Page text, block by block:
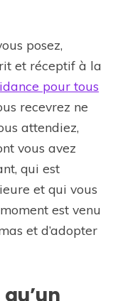
posez,
et réceptif à la
pour tous
recevrez ne
attendiez,
vous avez
qui est
et qui vous
est venu
et d’adopter